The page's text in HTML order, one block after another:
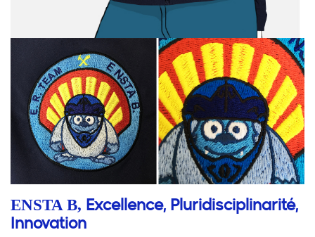
ENSTA B, Excellence, Pluridisciplinarité,
Innovation